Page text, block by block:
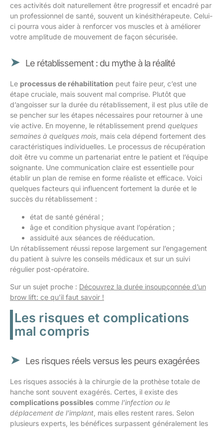
ces activités doit naturellement être progressif et encadré par
un professionnel de santé, souvent un kinésithérapeute. Celui-
ci pourra vous aider à renforcer vos muscles et à améliorer
votre amplitude de mouvement de façon sécurisée.
Le rétablissement : du mythe à la réalité
Le processus de réhabilitation peut faire peur, c’est une
étape cruciale, mais souvent mal comprise. Plutôt que
d’angoisser sur la durée du rétablissement, il est plus utile de
se pencher sur les étapes nécessaires pour retourner à une
vie active. En moyenne, le rétablissement prend quelques
semaines à quelques mois , mais cela dépend fortement des
caractéristiques individuelles. Le processus de récupération
doit être vu comme un partenariat entre le patient et l’équipe
soignante. Une communication claire est essentielle pour
établir un plan de remise en forme réaliste et efficace. Voici
quelques facteurs qui influencent fortement la durée et le
succès du rétablissement :
état de santé général ;
âge et condition physique avant l’opération ;
assiduité aux séances de rééducation.
Un rétablissement réussi repose largement sur l’engagement
du patient à suivre les conseils médicaux et sur un suivi
régulier post-opératoire.
Sur un sujet proche : Découvrez la durée insoupçonnée d’un
brow lift: ce qu’il faut savoir !
Les risques et complications
mal compris
Les risques réels versus les peurs exagérées
Les risques associés à la chirurgie de la prothèse totale de
hanche sont souvent exagérés. Certes, il existe des
complications possibles comme l’infection ou le
déplacement de l’implant , mais elles restent rares. Selon
plusieurs experts, les bénéfices surpassent généralement les